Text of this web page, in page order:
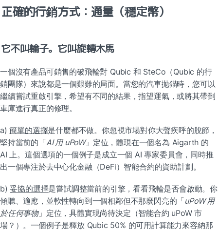
正確的行銷方式：通量（穩定幣）
它不叫輪子。它叫旋轉木馬
一個沒有產品可銷售的破飛輪對 Qubic 和 SteCo（Qubic 的行
銷團隊）來說都是一個艱難的局面。當您的汽車拋錨時，您可以
繼續嘗試重啟引擎，希望有不同的結果，指望運氣，或將其帶到
車庫進行真正的修理。
a) 簡單的選擇是什麼都不做。你忽視市場對你大聲疾呼的脫節，
堅持當前的「AI 用 uPoW」定位，體現在一個名為 Aigarth 的
AI 上。這個選項的一個例子是成立一個 AI 專家委員會，同時推
出一個專注於去中心化金融（DeFi）智能合約的資助計劃。
b) 妥協的選擇是嘗試調整當前的引擎，看看飛輪是否會啟動。你
傾聽、適應，並軟性轉向到一個相鄰但不那麼閃亮的「uPoW 用
於任何事物」定位，具體實現尚待決定（智能合約 uPoW 市
場？）。一個例子是釋放 Qubic 50% 的可用計算能力來容納那